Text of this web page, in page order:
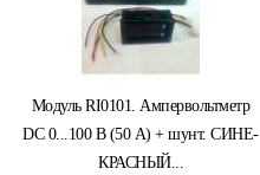
Модуль RI0101. Ампервольтметр
DC 0...100 В (50 А) + шунт. СИНЕ-
КРАСНЫЙ...